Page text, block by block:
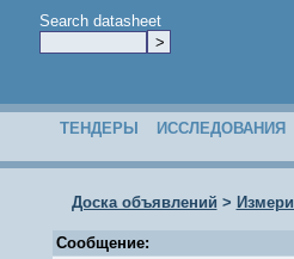
Search datasheet
ТЕНДЕРЫ ИССЛЕДОВАНИЯ
Доска объявлений >
Сообщение: